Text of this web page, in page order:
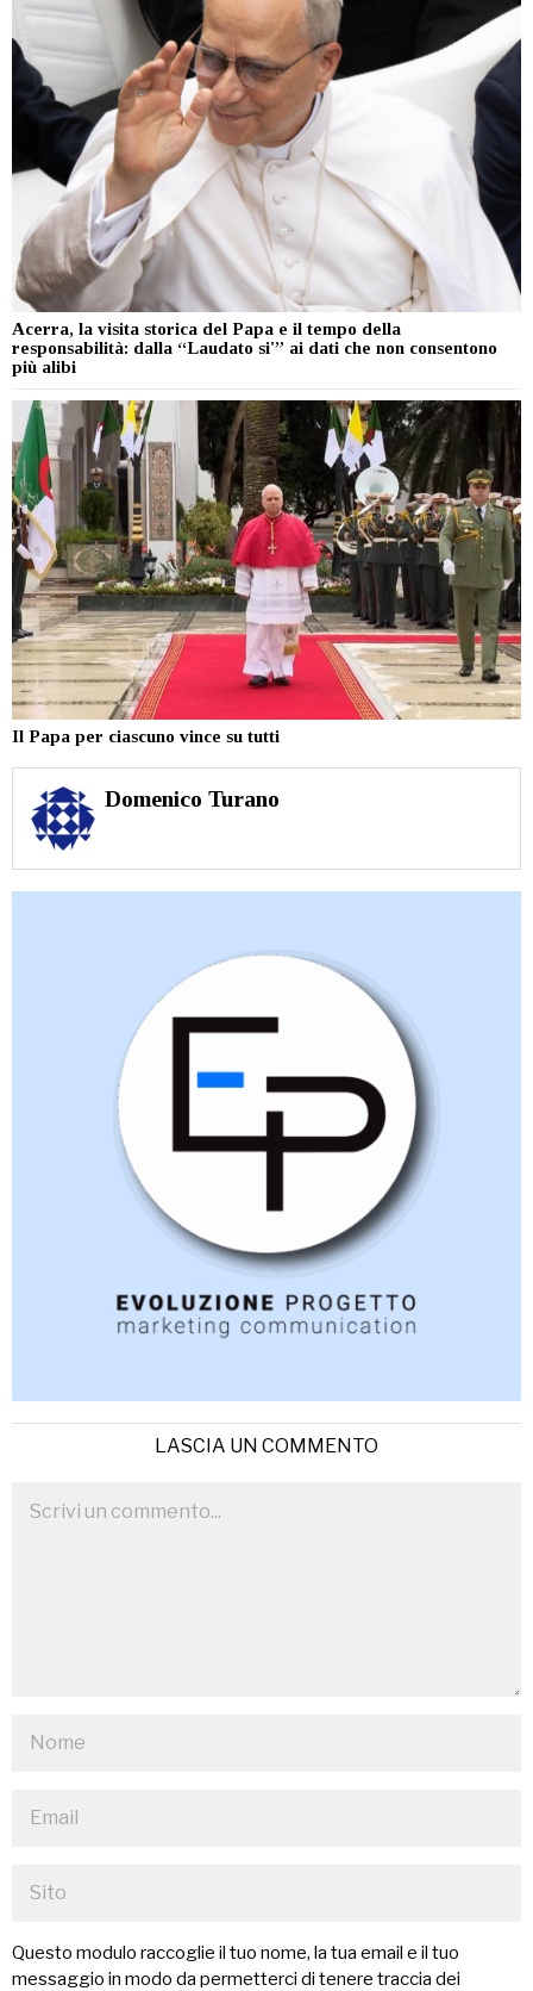
Acerra, la visita storica del Papa e il tempo della
responsabilità: dalla “Laudato si'” ai dati che non consentono
più alibi
Il Papa per ciascuno vince su tutti
Domenico Turano
LASCIA UN COMMENTO
Questo modulo raccoglie il tuo nome, la tua email e il tuo
messaggio in modo da permetterci di tenere traccia dei